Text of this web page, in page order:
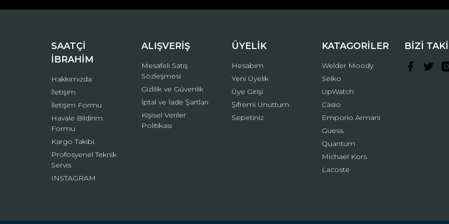
Bu ürüne benzer farklı alternatifler olmalı.
Gönder
SAATÇİ
İBRAHİM
Hakkımızda
İletişim
İletişim Formu
Havale Bildirim
Formu
Kargo Takibi
Profosyenel Teknik
Servis
INSTAGRAM
ALIŞVERİŞ
Mesafeli Satış
Sözleşmesi
Gizlilik ve Güvenlik
İptal ve İade Şartları
Kişisel Veriler
Politikası
ÜYELİK
Hesabım
Yeni Üyelik
Üye Girişi
Şifremi Unuttum
Sepetiniz
KATAGORİLER
Welder Moody
Seiko
UpWatch
Casio
Emporio Armani
Guess
Quantum
Michael Kors
Lacoste
BİZİ